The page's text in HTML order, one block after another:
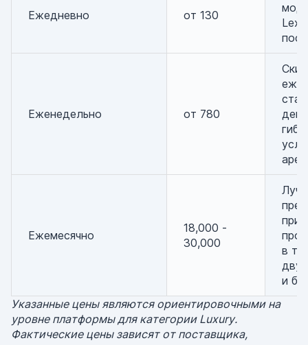
Ежедневно от 130
Еженедельно от 780
Ежемесячно
18,000 -
30,000
при
в
и
Указанные цены являются ориентировочными на
уровне платформы для категории Luxury.
Фактические цены зависят от поставщика,